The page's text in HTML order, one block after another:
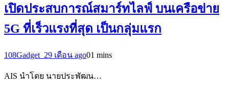
เปิดประสบการณ์สมาร์ทไลฟ์ บนเครือข่าย
5G ที่เร็วแรงที่สุด เป็นกลุ่มแรก
108Gadget_29 เดือน ago01 mins
AIS นำโดย นายประพัฒน…